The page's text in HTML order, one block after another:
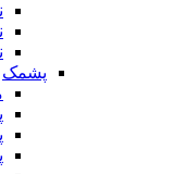
پشمک